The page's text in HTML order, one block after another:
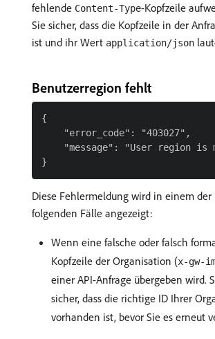
fehlende Content-Type-Kopfzeile
Sie sicher, dass die Kopfzeile in der
ist und ihr Wert application/json
Benutzerregion fehlt
{
    "error_code": "403027",
"message": "User region is
Diese Fehlermeldung wird in einem der
folgenden Fälle angezeigt:
Wenn eine falsche oder falsch
Kopfzeile der Organisation (x-gw-
einer API-Anfrage übergeben wird.
sicher, dass die richtige ID Ihrer
vorhanden ist, bevor Sie es erneut